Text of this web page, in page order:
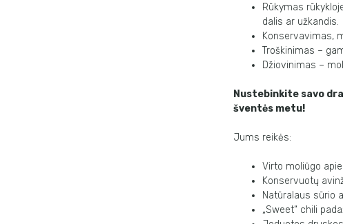
Rūkymas
dalis ar užkandis.
Konservavimas,
Troškinimas –
Džiovinimas –
Nustebinkite savo
šventės metu!
Jums reikės:
Virto moliūgo
Konservuotų
Natūralaus sūrio
„Sweet“ chili